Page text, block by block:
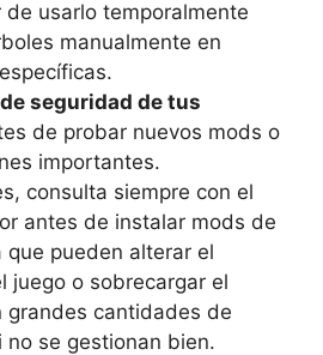
de usarlo temporalmente
manualmente en
seguridad de tus
de probar nuevos mods o
importantes.
consulta siempre con el
antes de instalar mods de
que pueden alterar el
juego o sobrecargar el
grandes cantidades de
no se gestionan bien.